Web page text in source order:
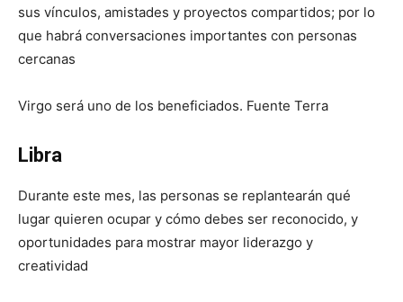
sus vínculos, amistades y proyectos compartidos; por lo
que habrá conversaciones importantes con personas
cercanas
Virgo será uno de los beneficiados. Fuente Terra
Libra
Durante este mes, las personas se replantearán qué
lugar quieren ocupar y cómo debes ser reconocido, y
oportunidades para mostrar mayor liderazgo y
creatividad